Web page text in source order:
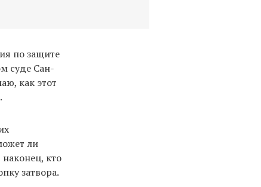
по защите
суде Сан-
как этот
ли
кто
затвора.